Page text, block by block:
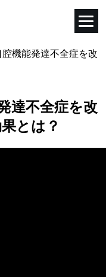
機能発達不全症を改
達不全症を改
とは？